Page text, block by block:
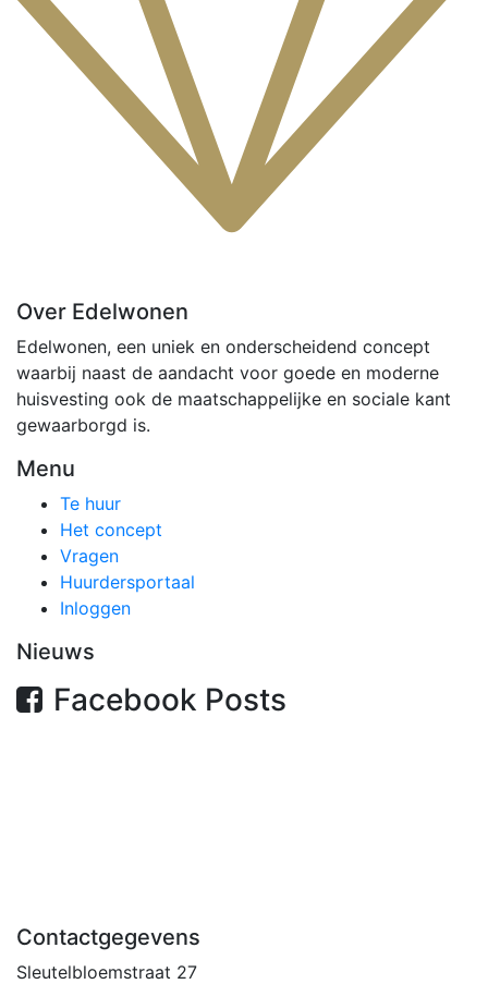
Over Edelwonen
Edelwonen, een uniek en onderscheidend concept
waarbij naast de aandacht voor goede en moderne
huisvesting ook de maatschappelijke en sociale kant
gewaarborgd is.
Menu
Te huur
Het concept
Vragen
Huurdersportaal
Inloggen
Nieuws
Facebook Posts
Contactgegevens
Sleutelbloemstraat 27